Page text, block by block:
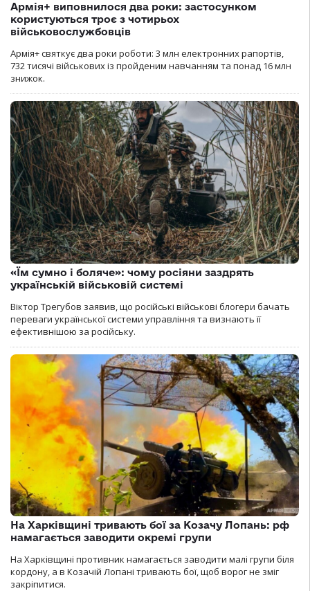
Армія+ виповнилося два роки: застосунком
користуються троє з чотирьох
військовослужбовців
Армія+ святкує два роки роботи: 3 млн електронних рапортів,
732 тисячі військових із пройденим навчанням та понад 16 млн
знижок.
«Їм сумно і боляче»: чому росіяни заздрять
українській військовій системі
Віктор Трегубов заявив, що російські військові блогери бачать
переваги української системи управління та визнають її
ефективнішою за російську.
На Харківщині тривають бої за Козачу Лопань: рф
намагається заводити окремі групи
На Харківщині противник намагається заводити малі групи біля
кордону, а в Козачій Лопані тривають бої, щоб ворог не зміг
закріпитися.